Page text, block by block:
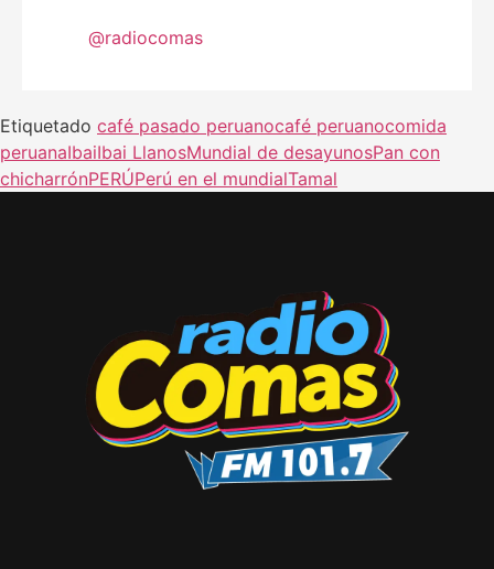
@radiocomas
Etiquetado café pasado peruanocafé peruanocomida
peruanaIbaiIbai LlanosMundial de desayunosPan con
chicharrónPERÚPerú en el mundialTamal